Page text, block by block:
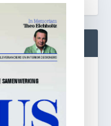
dagelijks